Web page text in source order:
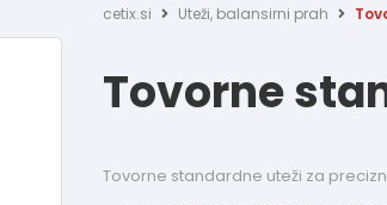
cetix.si Uteži, balansirni prah
Tovorne
Tovorne standardne uteži za